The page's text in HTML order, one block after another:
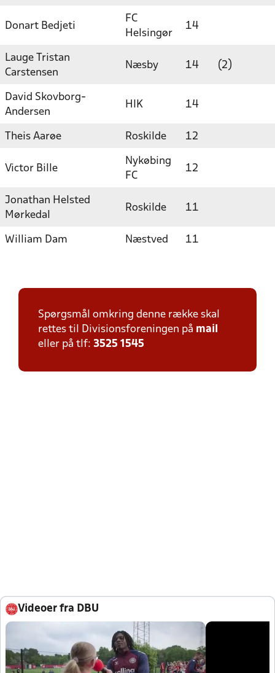
Donart Bedjeti
FC
Helsingør
14
Lauge Tristan
Carstensen
Næsby 14 (2)
David Skovborg-
Andersen
HIK 14
Theis Aarøe Roskilde 12
Victor Bille
Nykøbing
FC
12
Jonathan Helsted
Mørkedal
Roskilde 11
William Dam Næstved 11
Spørgsmål omkring denne række skal
rettes til Divisionsforeningen på mail
eller på tlf: 3525 1545
Videoer fra DBU